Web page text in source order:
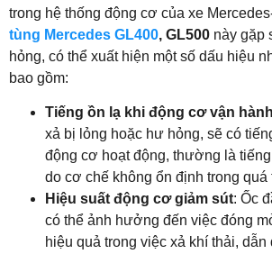
trong hệ thống động cơ của xe
tùng Mercedes GL400, GL500 này gặp
hỏng, có thể xuất hiện một số dấu hiệu
bao gồm:
Tiếng ồn lạ khi động cơ vận hành
xả bị lỏng hoặc hư hỏng, sẽ có
động cơ hoạt động, thường là
do cơ chế không ổn định trong quá
Hiệu suất động cơ giảm sút: Ốc
có thể ảnh hưởng đến việc đóng
hiệu quả trong việc xả khí thải,